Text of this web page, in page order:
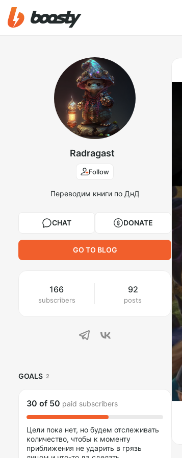
Radragast
Follow
Переводим книги по ДнД
CHAT DONATE
GO TO BLOG
166
subscribers
92
posts
GOALS 2
30 of 50 paid subscribers
Цели пока нет, но будем отслеживать
количество, чтобы к моменту
приближения не ударить в грязь